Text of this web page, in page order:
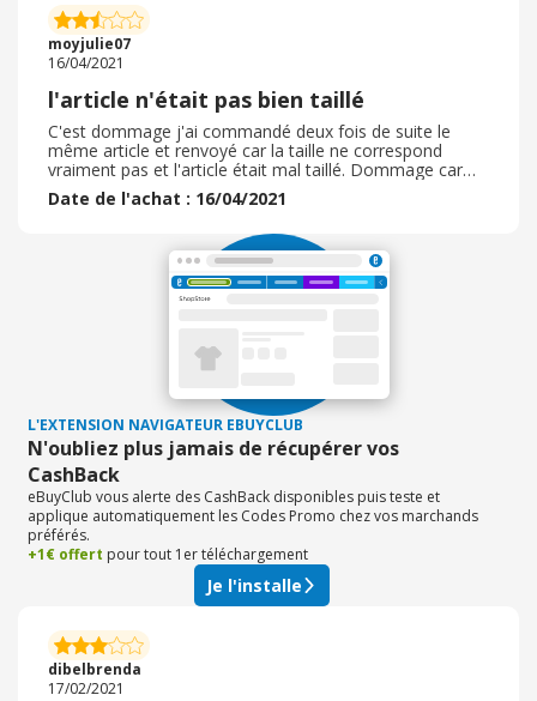
robe était légèrement grande pour du 34 malgré une
qualité incroyable! J'ai donc procédé à un retour sans
frais avec l'aide d'un assistant avec qui j'ai pris contact
par Messenger et j'ai commandé à nouveau dans un
taille plus petite. Le remboursement se fait dans les 14
jours qui suivent l'envoi du colis.
moyjulie07
16/04/2021
l'article n'était pas bien taillé
C'est dommage j'ai commandé deux fois de suite le
même article et renvoyé car la taille ne correspond
vraiment pas et l'article était mal taillé. Dommage car
mes précédente commande avait été correcte même si
la qualité n'était pas génial les articles était jolies et
commande, mais le services après vente est réactif car
j'ai reçu mon remboursement rapidement pour mon
second achat. Je pense seulement que le site devrait
vérifier le guide des tailles lorsque qu'il poste des articles
Date de l'achat : 16/04/2021
L'EXTENSION NAVIGATEUR EBUYCLUB
N'oubliez plus jamais de récupérer vos
CashBack
eBuyClub vous alerte des CashBack disponibles puis teste et
applique automatiquement les Codes Promo chez vos marchands
préférés.
+1€ offert pour tout 1er téléchargement
Je l'installe
dibelbrenda
17/02/2021